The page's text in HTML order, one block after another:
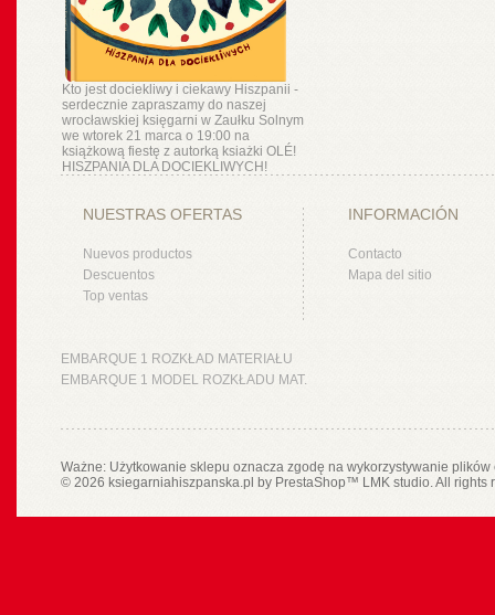
Kto jest dociekliwy i ciekawy Hiszpanii -
serdecznie zapraszamy do naszej
wrocławskiej księgarni w Zaułku Solnym
we wtorek 21 marca o 19:00 na
książkową fiestę z autorką ksiażki OLÉ!
HISZPANIA DLA DOCIEKLIWYCH!
NUESTRAS OFERTAS
Nuevos productos
Descuentos
Top ventas
INFORMACIÓN
Contacto
Mapa del sitio
EMBARQUE 1 ROZKŁAD MATERIAŁU
EMBARQUE 1 MODEL ROZKŁADU MAT.
Ważne: Użytkowanie sklepu oznacza zgodę na wykorzystywanie
© 2026 ksiegarniahiszpanska.pl by PrestaShop™ LMK studio. All rights